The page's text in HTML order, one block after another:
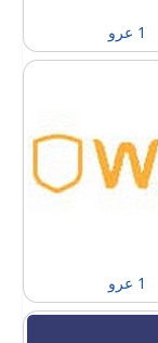
1 عرو
1 عرو